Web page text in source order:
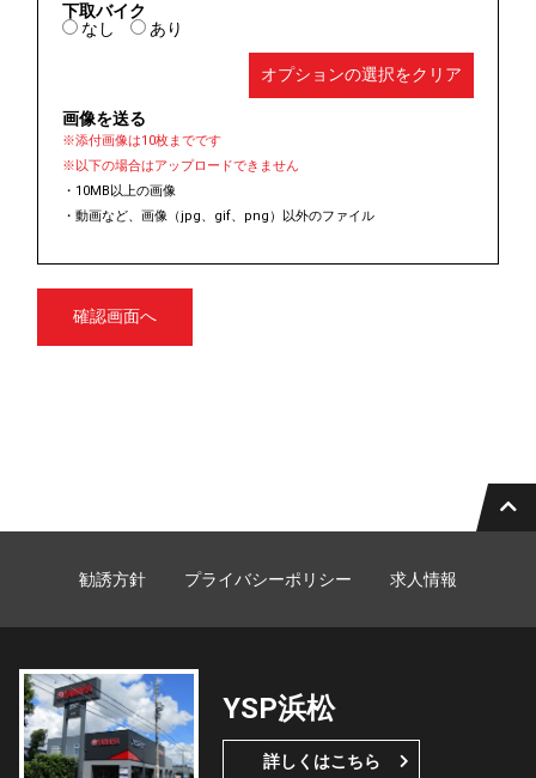
下取バイク
なし
あり
オプションの選択をクリア
画像を送る
※添付画像は10枚までです
※以下の場合はアップロードできません
・10MB以上の画像
・動画など、画像（jpg、gif、png）以外のファイル
確認画面へ
勧誘方針 プライバシーポリシー 求人情報
YSP浜松
詳しくはこちら